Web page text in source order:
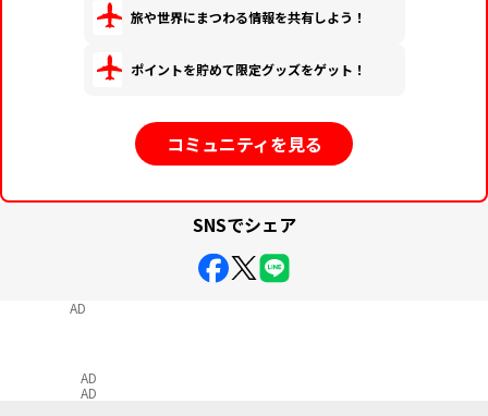
旅や世界にまつわる情報を共有しよう！
ポイントを貯めて限定グッズをゲット！
コミュニティを見る
SNSでシェア
AD
AD
AD